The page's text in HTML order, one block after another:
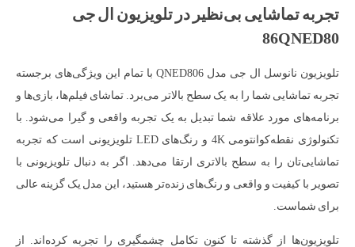
تجربه تماشایی بی‌نظیر در تلویزیون ال جی
86QNED80
تلویزیون نانوسل ال جی مدل QNED806 با تمام این ویژگی‌های برجسته
تجربه تماشایی شما را به یک سطح بالاتر می‌برد. تماشای فیلم‌ها، بازی‌ها و
برنامه‌های مورد علاقه شما تبدیل به یک تجربه واقعی و گیرا می‌شود. با
تکنولوژی نقطه‌کوانتومی 4K و رنگ‌های LED تلویزیونی است که تجربه
تماشایی‌تان را به سطح بالاتری ارتقا می‌دهد. اگر به دنبال تلویزیونی با
تصویر با کیفیت و واقعی و رنگ‌های زنده‌تر هستید، این مدل یک گزینه عالی
برای شماست.
تلویزیون‌ها از گذشته تا کنون تکامل چشمگیری را تجربه کرده‌اند. از